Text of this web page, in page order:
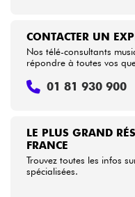
LE PLUS GRAND
FRANCE
Trouvez toutes les infos
spécialisées.
CONTACTER UN
Nos télé-consultants
répondre à toutes vos
01 81 930 900